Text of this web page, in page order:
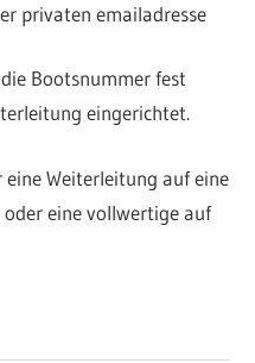
privaten emailadresse
Bootsnummer fest
eingerichtet.
Weiterleitung auf eine
eine vollwertige auf